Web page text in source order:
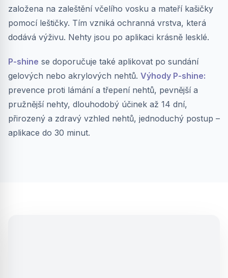
založena na zaleštění včelího vosku a mateří kašičky
pomocí leštičky. Tím vzniká ochranná vrstva, která
dodává výživu. Nehty jsou po aplikaci krásně lesklé.
P-shine se doporučuje také aplikovat po sundání
gelových nebo akrylových nehtů. Výhody P-shine:
prevence proti lámání a třepení nehtů, pevnější a
pružnější nehty, dlouhodobý účinek až 14 dní,
přirozený a zdravý vzhled nehtů, jednoduchý postup –
aplikace do 30 minut.